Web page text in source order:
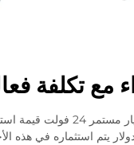
مع تكلفة
يُقدِّم سعر محرك تيار
يتم استثماره في هذه